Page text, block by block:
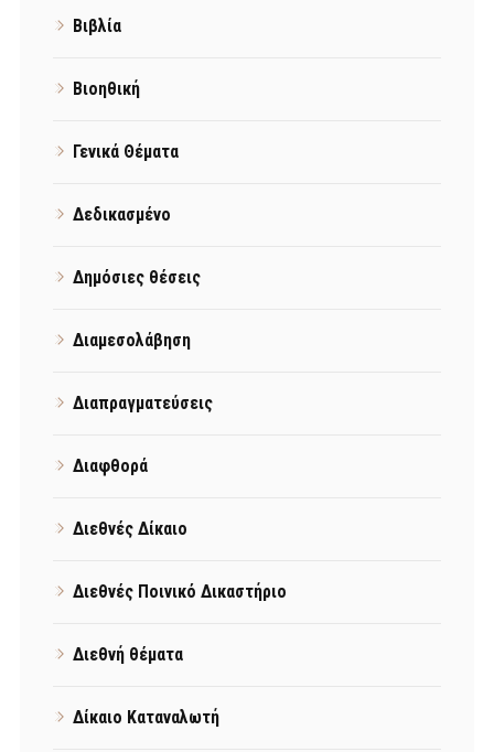
Βιβλία
Βιοηθική
Γενικά Θέματα
Δεδικασμένο
Δημόσιες θέσεις
Διαμεσολάβηση
Διαπραγματεύσεις
Διαφθορά
Διεθνές Δίκαιο
Διεθνές Ποινικό Δικαστήριο
Διεθνή θέματα
Δίκαιο Καταναλωτή